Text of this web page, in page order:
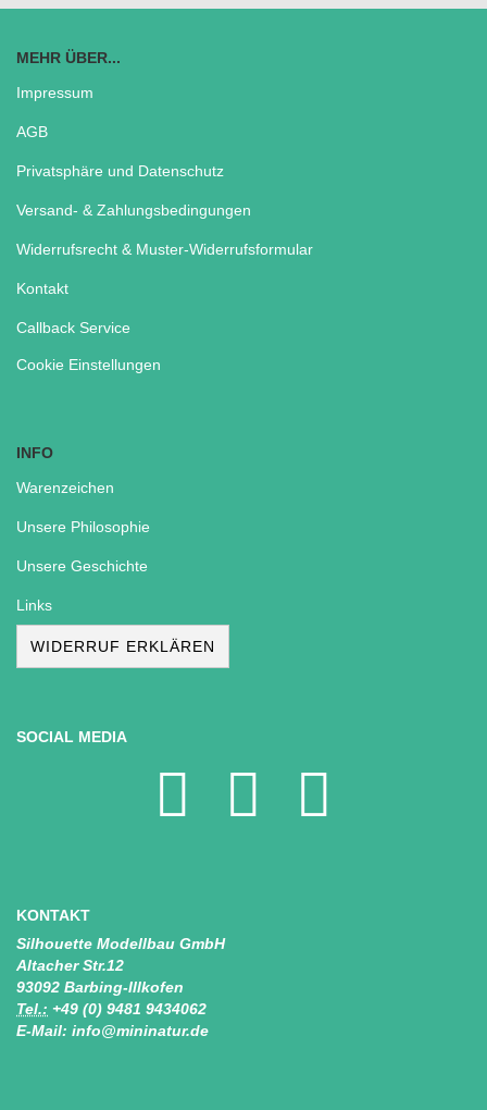
MEHR ÜBER...
Impressum
AGB
Privatsphäre und Datenschutz
Versand- & Zahlungsbedingungen
Widerrufsrecht & Muster-Widerrufsformular
Kontakt
Callback Service
Cookie Einstellungen
INFO
Warenzeichen
Unsere Philosophie
Unsere Geschichte
Links
WIDERRUF ERKLÄREN
SOCIAL MEDIA
KONTAKT
Silhouette Modellbau GmbH
Altacher Str.12
93092 Barbing-Illkofen
Tel.: +49 (0) 9481 9434062
E-Mail: info@mininatur.de